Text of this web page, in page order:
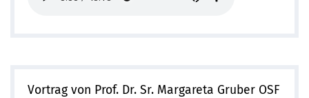
Vortrag von Prof. Dr. Sr. Margareta Gruber OSF